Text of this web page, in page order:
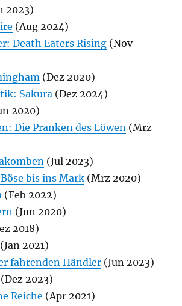
2023)
(Aug 2024)
Death Eaters Rising (Nov
(Dez 2020)
Sakura (Dez 2024)
2020)
Die Pranken des Löwen (Mrz
(Jul 2023)
bis ins Mark (Mrz 2020)
(Feb 2022)
(Jun 2020)
2018)
(Jan 2021)
fahrenden Händler (Jun 2023)
(Dez 2023)
Reiche (Apr 2021)